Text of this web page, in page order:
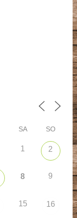
SA SO
1 2
8 9
15 16